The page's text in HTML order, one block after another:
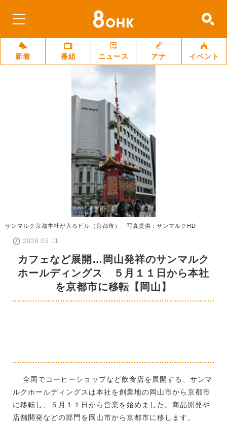
新着 番組 ニュース アナ イベント
サンマルク京都本社が入るビル（京都市） 写真提供：サンマルクHD
2026.05.11
カフェなど展開…岡山発祥のサンマルク
ホールディングス ５月１１日から本社
を京都市に移転【岡山】
全国でコーヒーショップなど飲食店を展開する、サンマ
ルクホールディングスは本社を創業地の岡山市から京都市
に移転し、５月１１日から営業を始めました。商品開発や
店舗開発などの部門を岡山市から京都市に移します。